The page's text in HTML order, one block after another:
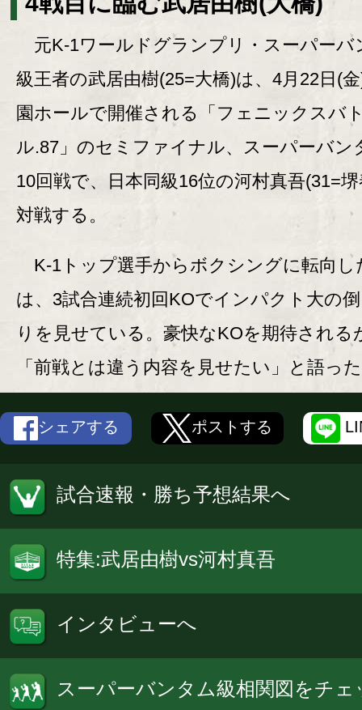
元K-1ワールドグランプリ・スーパーバ
級王者の武居由樹(25=大橋)は、4月22日(
園ホールで開催される「フェニックスバ
ル.87」のセミファイナル、スーパーバン
10回戦で、日本同級16位の河村真吾(31=
対戦する。
K-1トップ選手からボクシングに転向し
は、3試合連続初回KOでインパクト大の
りを見せている。豪快なKOを期待される
「前戦とは違う内容を見せたい」と語っ
シェアする ポストする
試合速報・勝ち予想結果へ
特集:武居由樹vs河村真吾
インタビューへ
スーパーバンタム級相関図をチェ